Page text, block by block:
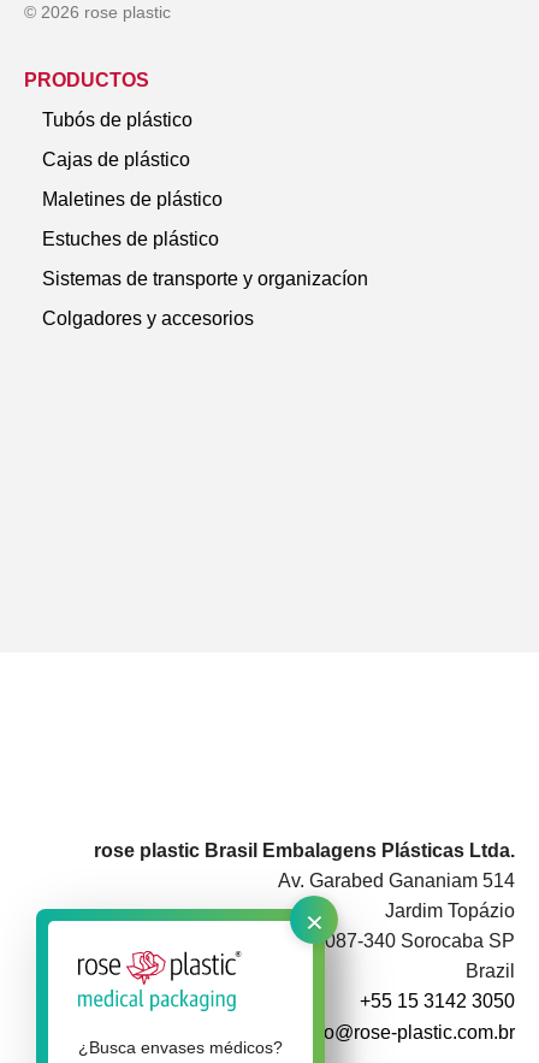
×
¿Busca envases médicos?
rose plastic Brasil Embalagens Plásticas Ltda.
Av. Garabed Gananiam 514
Jardim Topázio
CEP 18087-340 Sorocaba SP
Brazil
+55 15 3142 3050
info@rose-plastic.com.br
© 2026 rose plastic
PRODUCTOS
Tubós de plástico
Cajas de plástico
Maletines de plástico
Estuches de plástico
Sistemas de transporte y organizacíon
Colgadores y accesorios